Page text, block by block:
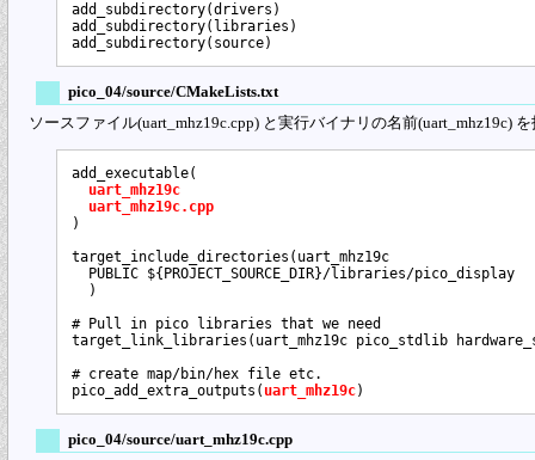
add_subdirectory(drivers)
add_subdirectory(libraries)
pico_04/source/CMakeLists.txt
ソースファイル(uart_mhz19c.cpp) と実行バイナリの名前(uart_mhz19c)
add_executable(
uart_mhz19c
uart_mhz19c.cpp
)
target_include_directories(uart_mhz19c
  PUBLIC ${PROJECT_SOURCE_DIR}/libraries/pico_display
  )
# Pull in pico libraries that we need
target_link_libraries(uart_mhz19c pico_stdlib
# create map/bin/hex file etc.
pico_add_extra_outputs( uart_mhz19c
pico_04/source/uart_mhz19c.cpp